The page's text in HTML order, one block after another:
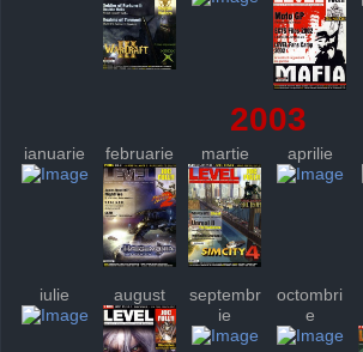
2003
ianuarie februarie martie aprilie
iulie august
septembr
ie
octombri
e